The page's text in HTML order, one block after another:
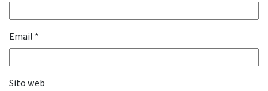
Email *
Sito web